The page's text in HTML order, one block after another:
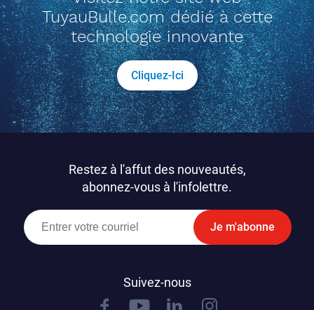
TuyauBulle.com dédié à cette
technologie innovante
Cliquez-Ici
Restez à l'affut des nouveautés,
abonnez-vous à l'infolettre.
Je m'abonne
Suivez-nous